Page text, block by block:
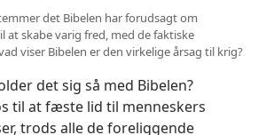
det Bibelen har forudsagt om
at skabe varig fred, med de faktiske
viser Bibelen er den virkelige årsag til krig?
det sig så med Bibelen?
til at fæste lid til menneskers
trods alle de foreliggende